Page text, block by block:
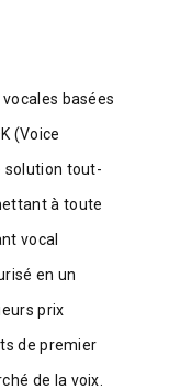
basées
(Voice
solution tout-
à toute
vocal
en un
prix
de premier
de la voix.